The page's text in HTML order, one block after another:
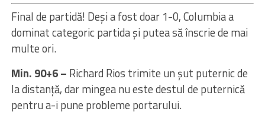
Final de partidă! Deși a fost doar 1-0, Columbia a
dominat categoric partida și putea să înscrie de mai
multe ori.
Min. 90+6 – Richard Rios trimite un șut puternic de
la distanță, dar mingea nu este destul de puternică
pentru a-i pune probleme portarului.